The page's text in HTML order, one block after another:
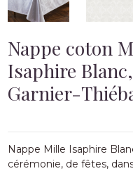
Nappe coton
Isaphire Blanc,
Garnier-
Nappe Mille Isaphire
cérémonie, de fêtes,